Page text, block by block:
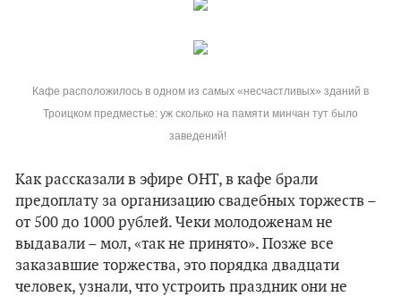
Кафе расположилось в одном из самых «несчастливых» зданий в
Троицком предместье: уж сколько на памяти минчан тут было
заведений!
Как рассказали в эфире ОНТ, в кафе брали
предоплату за организацию свадебных торжеств –
от 500 до 1000 рублей. Чеки молодоженам не
выдавали – мол, «так не принято». Позже все
заказавшие торжества, это порядка двадцати
человек, узнали, что устроить праздник они не